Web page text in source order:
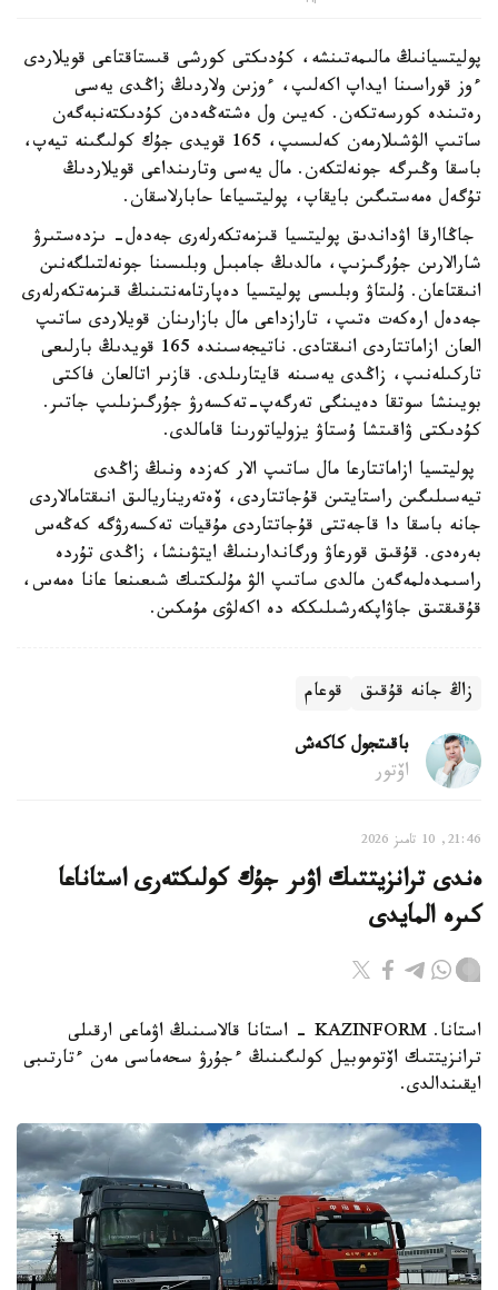
پوليتسيانىڭ مالىمەتىنشە، كۇدىكتى كورشى قىستاقتاعى قويلاردى
ءوز قوراسىنا ايداپ اكەلىپ، ءوزىن ولاردىڭ زاڭدى يەسى
رەتىندە كورسەتكەن. كەيىن ول ەشتەڭەدەن كۇدىكتەنبەگەن
ساتىپ الۋشىلارمەن كەلىسىپ، 165 قويدى جۇك كولىگىنە تيەپ،
باسقا وڭىرگە جونەلتكەن. مال يەسى وتارىنداعى قويلاردىڭ
تۇگەل ەمەستىگىن بايقاپ، پوليتسياعا حابارلاسقان.
جاڭاارقا اۋداندىق پوليتسيا قىزمەتكەرلەرى جەدەل- ىزدەستىرۋ
شارالارىن جۇرگىزىپ، مالدىڭ جامبىل وبلىسىنا جونەلتىلگەنىن
انىقتاعان. ۇلىتاۋ وبلىسى پوليتسيا دەپارتامەنتىنىڭ قىزمەتكەرلەرى
جەدەل ارەكەت ەتىپ، تارازداعى مال بازارىنان قويلاردى ساتىپ
العان ازاماتتاردى انىقتادى. ناتيجەسىندە 165 قويدىڭ بارلىعى
تاركىلەنىپ، زاڭدى يەسىنە قايتارىلدى. قازىر اتالعان فاكتى
بويىنشا سوتقا دەيىنگى تەرگەپ-تەكسەرۋ جۇرگىزىلىپ جاتىر.
كۇدىكتى ۋاقىتشا ۇستاۋ يزولياتورىنا قامالدى.
پوليتسيا ازاماتتارعا مال ساتىپ الار كەزدە ونىڭ زاڭدى
تيەسىلىگىن راستايتىن قۇجاتتاردى، ۆەتەريناريالىق انىقتامالاردى
جانە باسقا دا قاجەتتى قۇجاتتاردى مۇقيات تەكسەرۋگە كەڭەس
بەرەدى. قۇقىق قورعاۋ ورگاندارىنىڭ ايتۋىنشا، زاڭدى تۇردە
راسىمدەلمەگەن مالدى ساتىپ الۋ مۇلىكتىك شىعىنعا عانا ەمەس،
قۇقىقتىق جاۋاپكەرشىلىككە دە اكەلۋى مۇمكىن.
زاڭ جانە قۇقىق قوعام
باقىتجول كاكەش
اۆتور
21:46, 10 تامىز 2026
ەندى ترانزيتتىك اۋىر جۇك كولىكتەرى استاناعا
كىرە المايدى
استانا. KAZINFORM - استانا قالاسىنىڭ اۋماعى ارقىلى
ترانزيتتىك اۆتوموبيل كولىگىنىڭ ءجۇرۋ سحەماسى مەن ءتارتىبى
ايقىندالدى.